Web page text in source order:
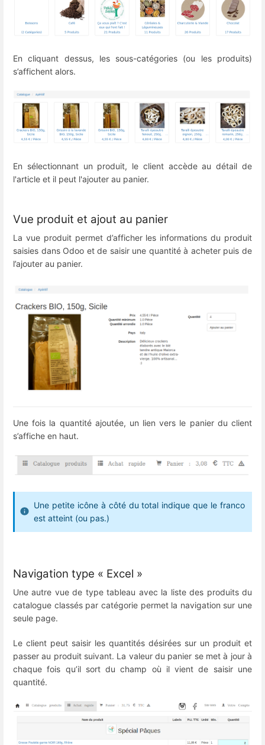
En cliquant dessus, les sous-catégories (ou les produits)
s’affichent alors.
En sélectionnant un produit, le client accède au détail de
l'article et il peut l'ajouter au panier.
Vue produit et ajout au panier
La vue produit permet d’afficher les informations du produit
saisies dans Odoo et de saisir une quantité à acheter puis de
l’ajouter au panier.
Une fois la quantité ajoutée, un lien vers le panier du client
s’affiche en haut.
Une petite icône à côté du total indique que le franco
est atteint (ou pas.)
Navigation type « Excel »
Une autre vue de type tableau avec la liste des produits du
catalogue classés par catégorie permet la navigation sur une
seule page.
Le client peut saisir les quantités désirées sur un produit et
passer au produit suivant. La valeur du panier se met à jour à
chaque fois qu’il sort du champ où il vient de saisir une
quantité.